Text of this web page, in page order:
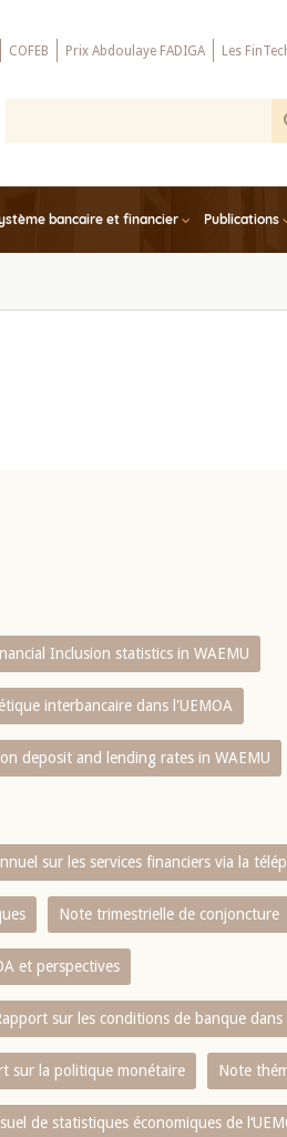
COFEB Prix Abdoulaye FADIGA Les
bancaire et financier Publications
Inclusion statistics in WAEMU
interbancaire dans l'UEMOA
deposit and lending rates in WAEMU
sur les services financiers via la
Note trimestrielle de conjoncture
et perspectives
sur les conditions de banque dans
sur la politique monétaire Note
de statistiques économiques de